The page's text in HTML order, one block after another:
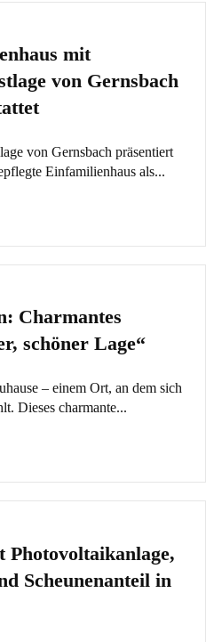
mit
von Gernsbach
von Gernsbach präsentiert
Einfamilienhaus als...
Charmantes
schöner Lage“
– einem Ort, an dem sich
Dieses charmante...
Photovoltaikanlage,
Scheunenanteil in